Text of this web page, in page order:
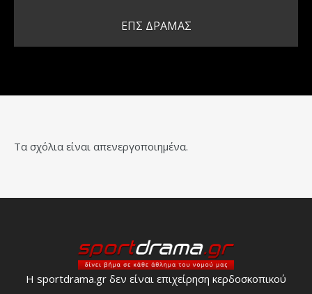
EΠΣ ΔΡΑΜΑΣ
Τα σχόλια είναι απενεργοποιημένα.
Η sportdrama.gr δεν είναι επιχείρηση κερδοσκοπικού